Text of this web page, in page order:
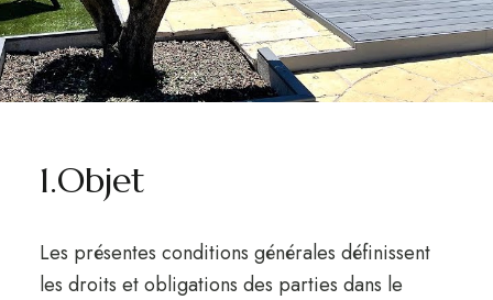
1.Objet
Les présentes conditions générales définissent
les droits et obligations des parties dans le